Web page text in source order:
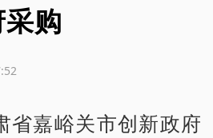
购
省嘉峪关市创新政府